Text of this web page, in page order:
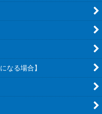
なる場合】